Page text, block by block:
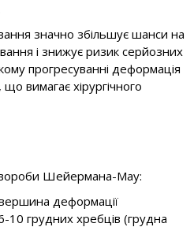
значно збільшує шанси на
і знижує ризик серйозних
прогресуванні деформація
вимагає хірургічного
хвороби Шейермана-Мау:
деформації
10 грудних хребців (грудна